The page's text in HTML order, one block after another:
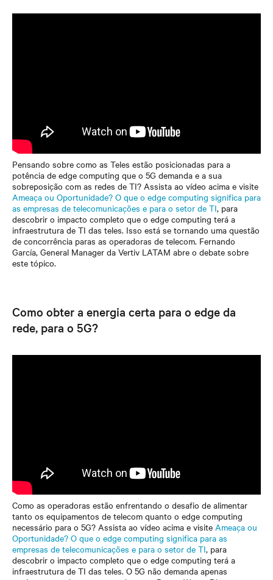
Pensando sobre como as Teles estão posicionadas para a
potência de edge computing que o 5G demanda e a sua
sobreposição com as redes de TI? Assista ao vídeo acima e visite
Ameaça ou Oportunidade? O que o edge computing significa para
as empresas de telecomunicações e para o setor de TI, para
descobrir o impacto completo que o edge computing terá a
infraestrutura de TI das teles. Isso está se tornando uma questão
de concorrência paras as operadoras de telecom. Fernando
García, General Manager da Vertiv LATAM abre o debate sobre
este tópico.
Como obter a energia certa para o edge da
rede, para o 5G?
Como as operadoras estão enfrentando o desafio de alimentar
tanto os equipamentos de telecom quanto o edge computing
necessário para o 5G? Assista ao vídeo acima e visite Ameaça ou
Oportunidade? O que o edge computing significa para as
empresas de telecomunicações e para o setor de TI, para
descobrir o impacto completo que o edge computing terá a
infraestrutura de TI das teles. O 5G não demanda apenas